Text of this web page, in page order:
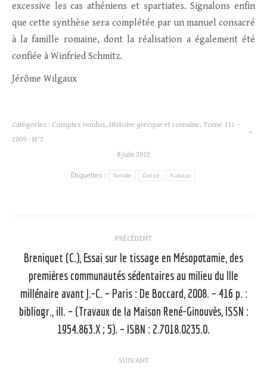
excessive les cas athéniens et spartiates. Signalons enfin
que cette synthèse sera complétée par un manuel consacré
à la famille romaine, dont la réalisation a également été
confiée à Winfried Schmitz.
Jérôme Wilgaux
Catégories : Comptes rendus, Histoire grecque et romaine, Tome 111 -
2009 - N°2
8 juin 2012
Étiquettes : famille Grèce habitat
article
PRÉCÉDENT
Article
précédent
:
Breniquet (C.), Essai sur le tissage en Mésopotamie, des
premières communautés sédentaires au milieu du IIIe
millénaire avant J.-C. – Paris : De Boccard, 2008. – 416 p. :
bibliogr., ill. – (Travaux de la Maison René-Ginouvès, ISSN :
1954.863.X ; 5). – ISBN : 2.7018.0235.0.
SUIVANT